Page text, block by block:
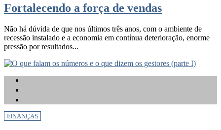
Fortalecendo a força de vendas
Não há dúvida de que nos últimos três anos, com o ambiente de
recessão instalado e a economia em contínua deterioração, enorme
pressão por resultados...
FINANÇAS